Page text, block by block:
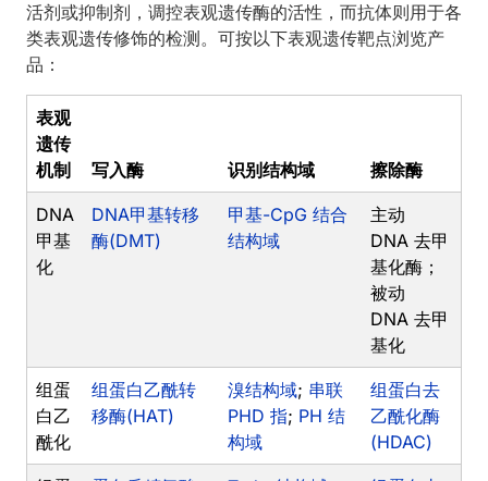
活剂或抑制剂，调控表观遗传酶的活性，而抗体则用于各
类表观遗传修饰的检测。可按以下表观遗传靶点浏览产
品：
表观
遗传
机制
写入酶 识别结构域 擦除酶
DNA
甲基
化
DNA甲基转移
酶(DMT)
甲基-CpG 结合
结构域
主动
DNA 去甲
基化酶；
被动
DNA 去甲
基化
组蛋
白乙
酰化
组蛋白乙酰转
移酶(HAT)
溴结构域; 串联
PHD 指; PH 结
构域
组蛋白去
乙酰化酶
(HDAC)